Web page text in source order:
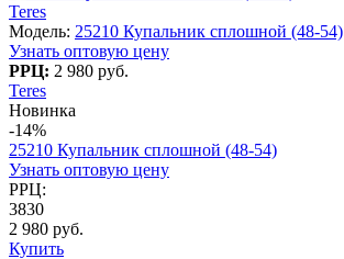
Teres
Модель: 25210 Купальник сплошной (48-54)
Узнать оптовую цену
РРЦ: 2 980 руб.
Teres
Новинка
-14%
25210 Купальник сплошной (48-54)
Узнать оптовую цену
РРЦ:
3830
2 980 руб.
Купить